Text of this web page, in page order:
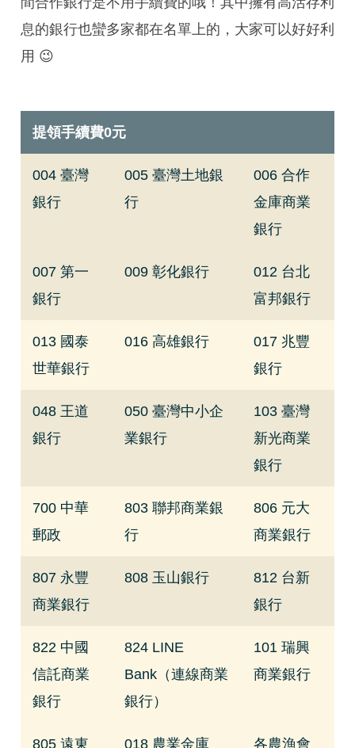
息的銀行也蠻多家都在名單上的，大家可以好好利
用 😉
提領手續費0元
004 臺灣
銀行
005 臺灣土地銀
行
006 合作
金庫商業
銀行
007 第一
銀行
009 彰化銀行
012 台北
富邦銀行
013 國泰
世華銀行
016 高雄銀行
017 兆豐
銀行
048 王道
銀行
050 臺灣中小企
業銀行
103 臺灣
新光商業
銀行
700 中華
郵政
803 聯邦商業銀
行
806 元大
商業銀行
807 永豐
商業銀行
808 玉山銀行
812 台新
銀行
822 中國
信託商業
銀行
824 LINE
Bank（連線商業
銀行）
101 瑞興
商業銀行
805 遠東 018 農業金庫 各農漁會